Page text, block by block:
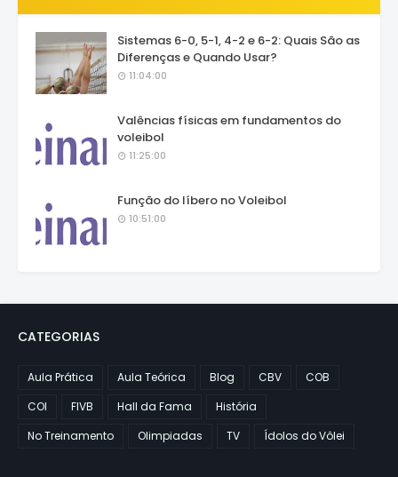
Sistemas 6-0, 5-1, 4-2 e 6-2: Quais São as
Diferenças e Quando Usar?
11:04:00
Valências físicas em fundamentos do
voleibol
11:25:00
Função do líbero no Voleibol
10:51:00
CATEGORIAS
Aula Prática Aula Teórica Blog CBV
COB
COI
FIVB Hall da Fama
História
No Treinamento
Olimpiadas TV Ídolos do Vôlei